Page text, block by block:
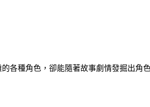
各種角色，卻能隨著故事劇情發掘出角